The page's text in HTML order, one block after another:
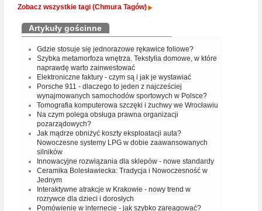
Zobacz wszystkie tagi (Chmura Tagów)
Artykuły gościnne
Gdzie stosuje się jednorazowe rękawice foliowe?
Szybka metamorfoza wnętrza. Tekstylia domowe, w które
naprawdę warto zainwestować
Elektroniczne faktury - czym są i jak je wystawiać
Porsche 911 - dlaczego to jeden z najcześciej
wynajmowanych samochodów sportowych w Polsce?
Tomografia komputerowa szczęki i żuchwy we Wrocławiu
Na czym polega obsługa prawna organizacji
pozarządowych?
Jak mądrze obniżyć koszty eksploatacji auta?
Nowoczesne systemy LPG w dobie zaawansowanych
silników
Innowacyjne rozwiązania dla sklepów - nowe standardy
Ceramika Bolesławiecka: Tradycja i Nowoczesność w
Jednym
Interaktywne atrakcje w Krakowie - nowy trend w
rozrywce dla dzieci i dorosłych
Pomówienie w internecie - jak szybko zareagować?